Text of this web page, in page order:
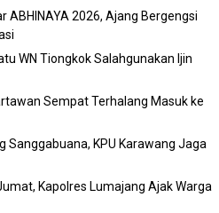
ABHINAYA 2026, Ajang Bergengsi
WN Tiongkok Salahgunakan Ijin
Sempat Terhalang Masuk ke
Sanggabuana, KPU Karawang Jaga
Kapolres Lumajang Ajak Warga